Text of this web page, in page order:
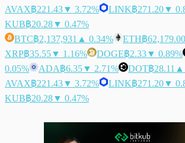
AVAX฿221.43▼ 3.72% LINK฿271.20▼
KUB฿20.28▼ 0.47%
BTC฿2,137,931 ▲ 0.34% ETH฿62,179.00
XRP฿35.55▼ 1.16% DOGE฿2.33▼ 0.89%
0.05%
ADA฿6.35▼ 2.71% DOT฿28.11 ▲
AVAX฿221.43▼ 3.72% LINK฿271.20▼
KUB฿20.28▼ 0.47%